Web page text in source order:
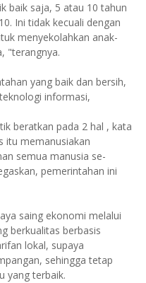
baik saja, 5 atau 10 tahun
Ini tidak kecuali dengan
menyekolahkan anak-
"terangnya.
yang baik dan bersih,
informasi,
beratkan pada 2 hal , kata
itu memanusiakan
semua manusia se-
pemerintahan ini
saing ekonomi melalui
berkualitas berbasis
lokal, supaya
sehingga tetap
yang terbaik.